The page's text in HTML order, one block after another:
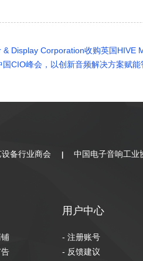
& Display Corporation收购英国HIVE
CIO峰会，以创新音频解决方案赋能
设备行业商会 中国电子音响工业
用户中心
- 注册账号
- 反馈建议